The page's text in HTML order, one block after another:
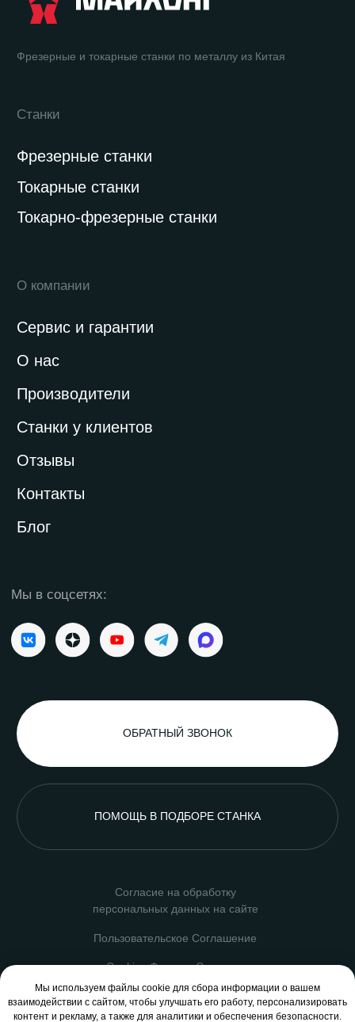
Мы используем файлы cookie для сбора информации о вашем
взаимодействии с сайтом, чтобы улучшать его работу, персонализировать
контент и рекламу, а также для аналитики и обеспечения безопасности.